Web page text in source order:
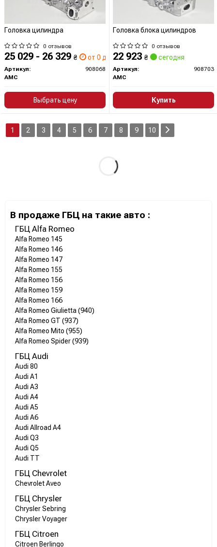
Головка цилиндра
0 отзывов
25 029 - 26 329 ₴ от 0 дн.
Артикул:
908068
AMC
Выбрать цену
Головка блока цилиндров
0 отзывов
22 923 ₴ сегодня
Артикул:
908703
AMC
Купить
1 2 3 4 5 6 7 8 9 10
В продаже ГБЦ на такие авто :
ГБЦ Alfa Romeo
Alfa Romeo 145
Alfa Romeo 146
Alfa Romeo 147
Alfa Romeo 155
Alfa Romeo 156
Alfa Romeo 159
Alfa Romeo 166
Alfa Romeo Giulietta (940)
Alfa Romeo GT (937)
Alfa Romeo Mito (955)
Alfa Romeo Spider (939)
ГБЦ Audi
Audi 80
Audi A1
Audi A3
Audi A4
Audi A5
Audi A6
Audi Allroad A4
Audi Q3
Audi Q5
Audi TT
ГБЦ Chevrolet
Chevrolet Aveo
ГБЦ Chrysler
Chrysler Sebring
Chrysler Voyager
ГБЦ Citroen
Citroen Berlingo